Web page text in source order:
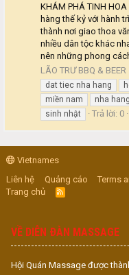
KHÁM PHÁ TINH
hàng thế kỷ với hành
thành nơi giao thoa
nhiều dân tộc khác
nên những phong
LÃO TRƯ BBQ & BEER
dat tiec nha hang
miền nam
nha hang
sinh nhật
Trả lời: 0
Vietnames
Liên hệ
Quảng cáo Terms
Trang chủ
R
S
VỀ DIỄN ĐÀN MASSAGE
Hội Quán Massage được